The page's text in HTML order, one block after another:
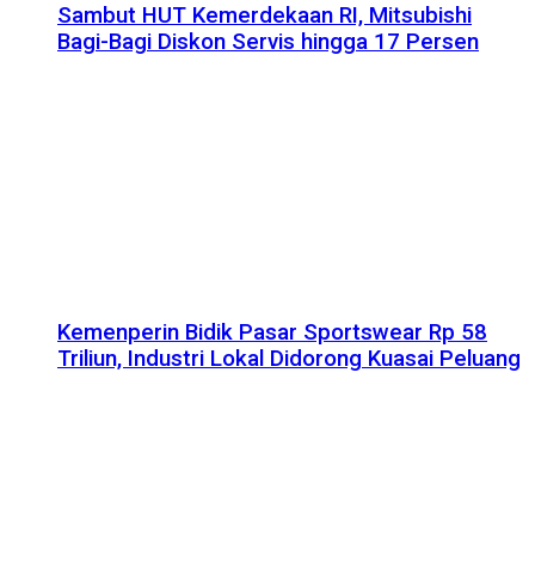
Sambut HUT Kemerdekaan RI, Mitsubishi
Bagi-Bagi Diskon Servis hingga 17 Persen
Kemenperin Bidik Pasar Sportswear Rp 58
Triliun, Industri Lokal Didorong Kuasai Peluang